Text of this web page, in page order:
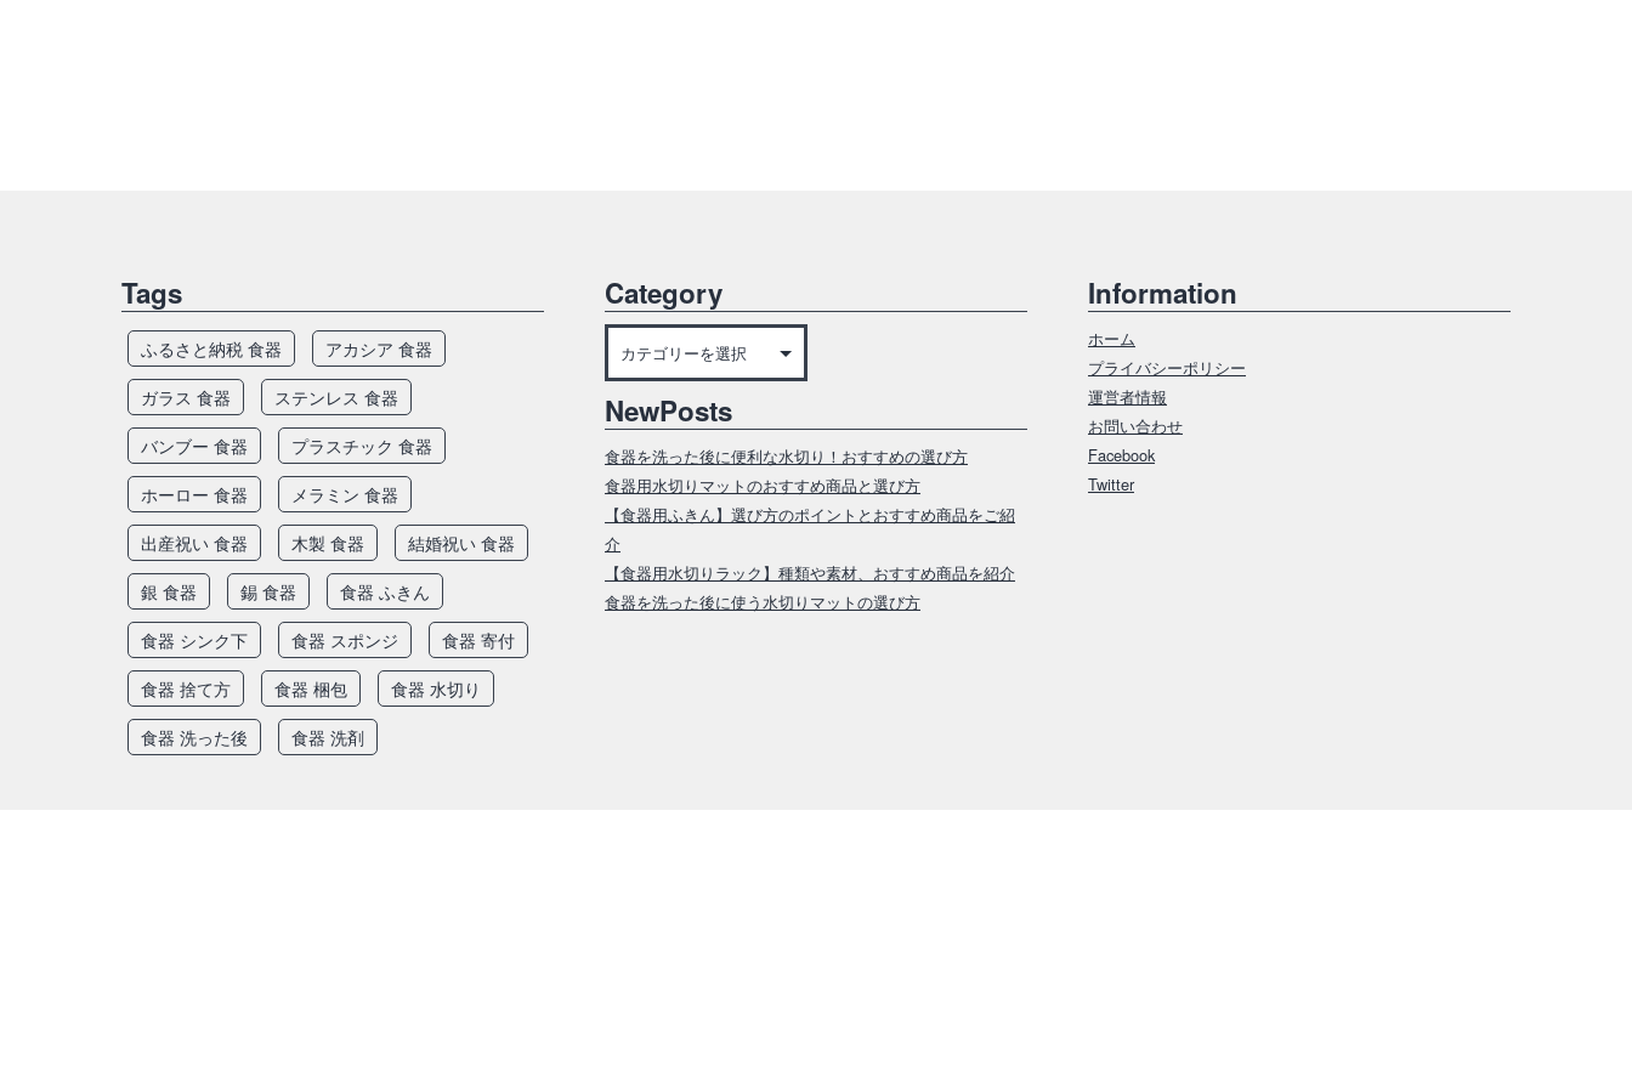
Tags
ふるさと納税 食器
アカシア 食器
ガラス 食器
ステンレス 食器
バンブー 食器
プラスチック 食器
ホーロー 食器
メラミン 食器
出産祝い 食器
木製 食器
結婚祝い 食器
銀 食器
錫 食器
食器 ふきん
食器 シンク下
食器 スポンジ
食器 寄付
食器 捨て方
食器 梱包
食器 水切り
食器 洗った後
食器 洗剤
Category
Category
NewPosts
食器を洗った後に便利な水切り！おすすめの選び方
食器用水切りマットのおすすめ商品と選び方
【食器用ふきん】選び方のポイントとおすすめ商品をご紹
介
【食器用水切りラック】種類や素材、おすすめ商品を紹介
食器を洗った後に使う水切りマットの選び方
Information
ホーム
プライバシーポリシー
運営者情報
お問い合わせ
Facebook
Twitter